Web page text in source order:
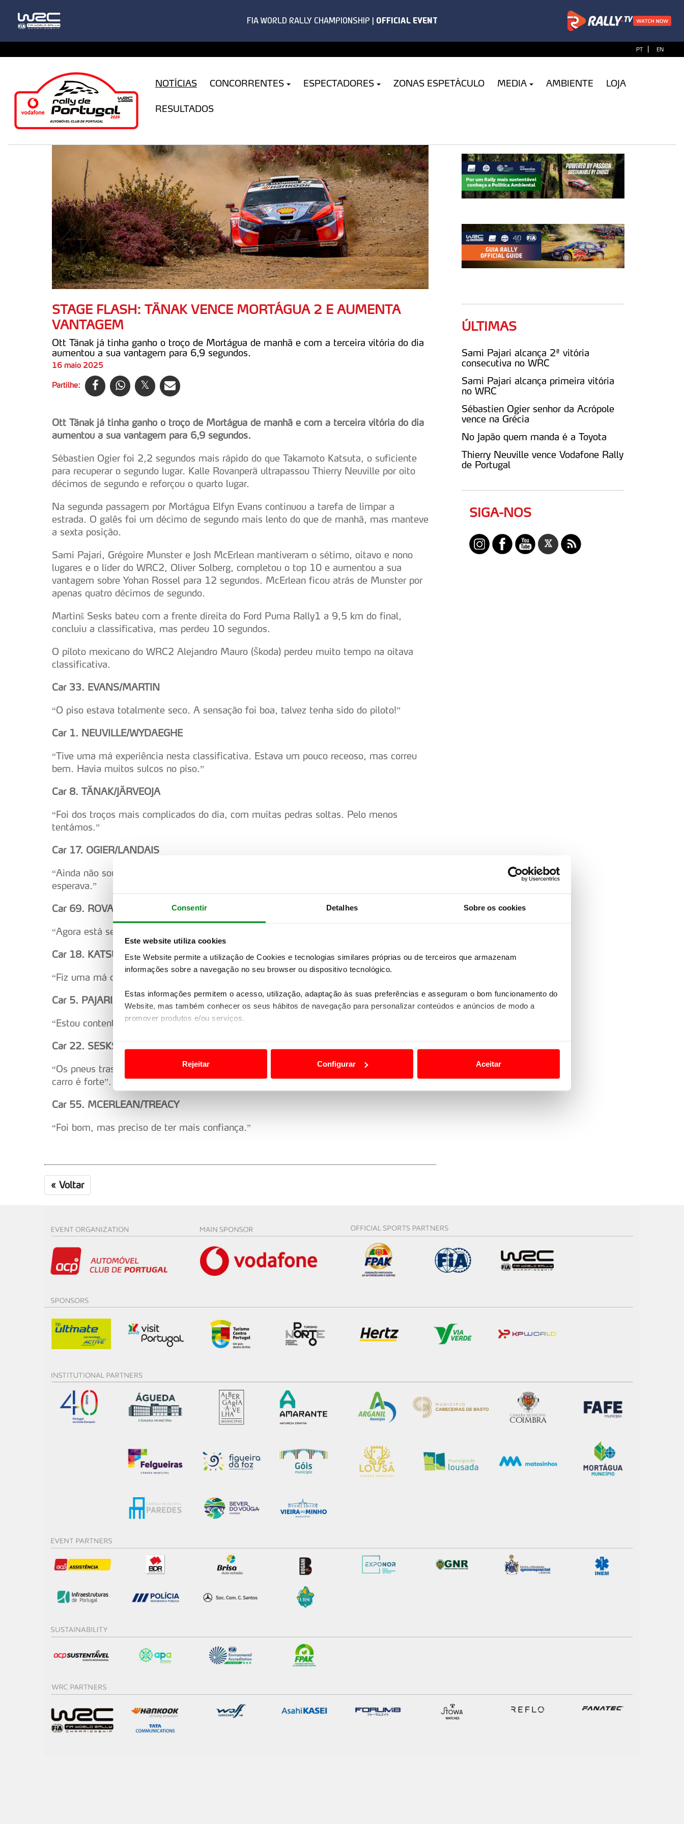
Consentir Detalhes Sobre os cookies
Este website utiliza cookies
Este Website permite a utilização de Cookies e tecnologias similares próprias ou de terceiros que armazenam
informações sobre a navegação no seu browser ou dispositivo tecnológico.
Estas informações permitem o acesso, utilização, adaptação às suas preferências e asseguram o bom funcionamento do
Website, mas também conhecer os seus hábitos de navegação para personalizar conteúdos e anúncios de modo a
promover produtos e/ou serviços.
Usamos cookies para melhorar a sua experiência digital, personalizar conteúdos e anúncios, para lhe proporcionar
funcionalidades de redes sociais, bem como para analisar dados de navegação no nosso website.
e organizações na UE e em países terceiros.
consentimento e quando tal se afigure estritamente necessário no contexto dos serviços a prestar.
Consulte a política de cookies do site.
Rejeitar Configurar Aceitar
PT | EN
NOTÍCIAS CONCORRENTES ESPECTADORES ZONAS ESPETÁCULO MEDIA AMBIENTE LOJA
RESULTADOS
STAGE FLASH: TÄNAK VENCE MORTÁGUA 2 E AUMENTA
VANTAGEM
Ott Tänak já tinha ganho o troço de Mortágua de manhã e com a terceira vitória do dia
aumentou a sua vantagem para 6,9 segundos.
16 maio 2025
Partilhe:
Ott Tänak já tinha ganho o troço de Mortágua de manhã e com a terceira vitória do dia
aumentou a sua vantagem para 6,9 segundos.
Sébastien Ogier foi 2,2 segundos mais rápido do que Takamoto Katsuta, o suficiente
para recuperar o segundo lugar. Kalle Rovanperä ultrapassou Thierry Neuville por oito
décimos de segundo e reforçou o quarto lugar.
Na segunda passagem por Mortágua Elfyn Evans continuou a tarefa de limpar a
estrada. O galês foi um décimo de segundo mais lento do que de manhã, mas manteve
a sexta posição.
Sami Pajari, Grégoire Munster e Josh McErlean mantiveram o sétimo, oitavo e nono
lugares e o líder do WRC2, Oliver Solberg, completou o top 10 e aumentou a sua
vantagem sobre Yohan Rossel para 12 segundos. McErlean ficou atrás de Munster por
apenas quatro décimos de segundo.
Martinš Sesks bateu com a frente direita do Ford Puma Rally1 a 9,5 km do final,
concluiu a classificativa, mas perdeu 10 segundos.
O piloto mexicano do WRC2 Alejandro Mauro (Škoda) perdeu muito tempo na oitava
classificativa.
Car 33. EVANS/MARTIN
“O piso estava totalmente seco. A sensação foi boa, talvez tenha sido do piloto!”
Car 1. NEUVILLE/WYDAEGHE
“Tive uma má experiência nesta classificativa. Estava um pouco receoso, mas correu
bem. Havia muitos sulcos no piso.”
Car 8. TÄNAK/JÄRVEOJA
“Foi dos troços mais complicados do dia, com muitas pedras soltas. Pelo menos
tentámos.”
Car 17. OGIER/LANDAIS
“Ainda não sou o mais rápido, mas a afinação está melhor. Foi mais duro do que
esperava.”
Car 69. ROVANPERÄ/HALTTUNEN
“Agora está seco, fiz um bom troço.”
Car 18. KATSUTA/JOHNSTON
“Fiz uma má condução e não estou contente. Estava a tentar evitar as pedras.”
Car 5. PAJARI/SALMINEN
“Estou contente com o desempenho. Não quis forçar.”
Car 22. SESKS/FRANCIS
“Os pneus traseiros pareciam ter saído das jantes depois de ter batido numa pedra. O
carro é forte”.
Car 55. MCERLEAN/TREACY
“Foi bom, mas preciso de ter mais confiança.”
« Voltar
ÚLTIMAS
Sami Pajari alcança 2ª vitória
consecutiva no WRC
Sami Pajari alcança primeira vitória
no WRC
Sébastien Ogier senhor da Acrópole
vence na Grécia
No Japão quem manda é a Toyota
Thierry Neuville vence Vodafone Rally
de Portugal
SIGA-NOS